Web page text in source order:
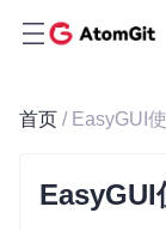
首页 / EasyGUI
EasyGUI